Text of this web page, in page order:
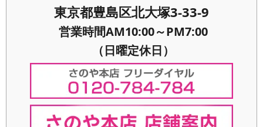
東京都豊島区北大塚3-33-9
営業時間AM10:00～PM7:00
（日曜定休日）